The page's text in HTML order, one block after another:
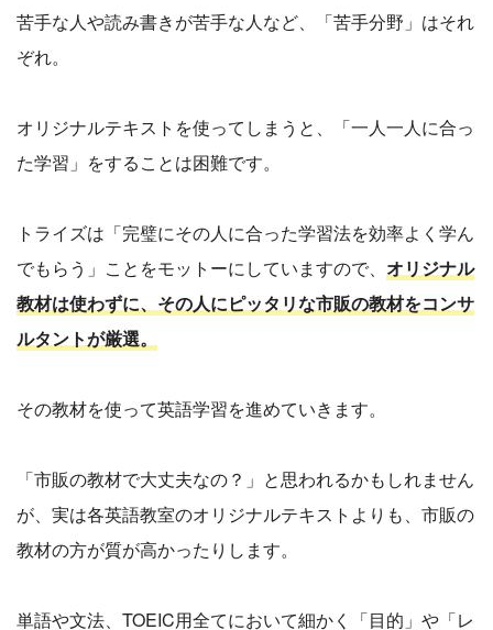
苦手な人や読み書きが苦手な人など、「苦手分野」はそれ
ぞれ。
オリジナルテキストを使ってしまうと、「一人一人に合っ
た学習」をすることは困難です。
トライズは「完璧にその人に合った学習法を効率よく学ん
でもらう」ことをモットーにしていますので、 オリジナル
教材は使わずに、その人にピッタリな市販の教材をコンサ
ルタントが厳選。
その教材を使って英語学習を進めていきます。
「市販の教材で大丈夫なの？」と思われるかもしれません
が、実は各英語教室のオリジナルテキストよりも、市販の
教材の方が質が高かったりします。
単語や文法、TOEIC用全てにおいて細かく「目的」や「レ